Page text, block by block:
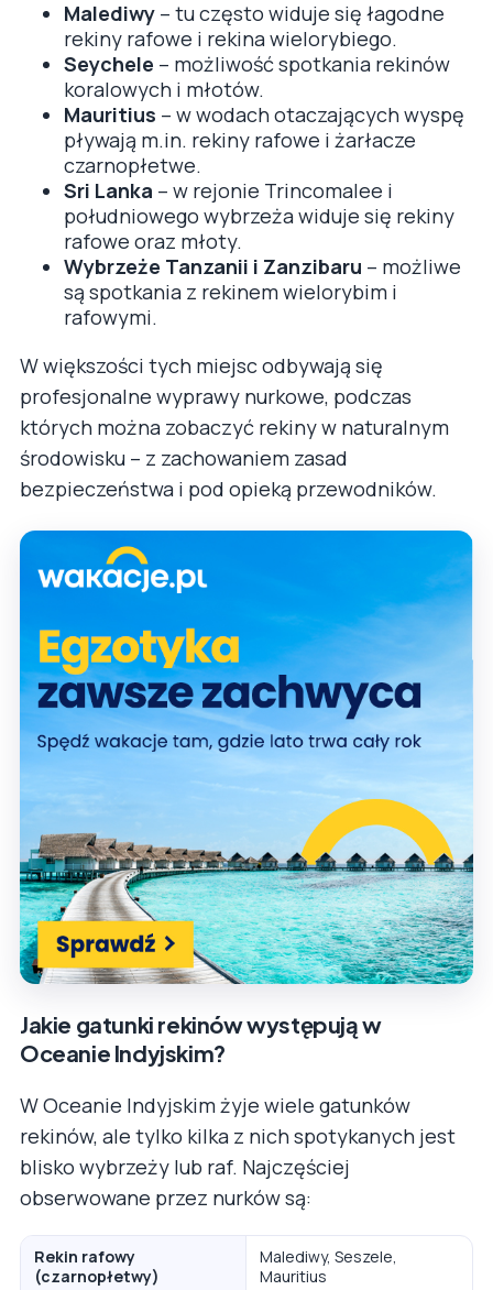
Malediwy – tu często widuje się łagodne
rekiny rafowe i rekina wielorybiego.
Seychele – możliwość spotkania rekinów
koralowych i młotów.
Mauritius – w wodach otaczających wyspę
pływają m.in. rekiny rafowe i żarłacze
czarnopłetwe.
Sri Lanka – w rejonie Trincomalee i
południowego wybrzeża widuje się rekiny
rafowe oraz młoty.
Wybrzeże Tanzanii i Zanzibaru – możliwe
są spotkania z rekinem wielorybim i
rafowymi.
W większości tych miejsc odbywają się
profesjonalne wyprawy nurkowe, podczas
których można zobaczyć rekiny w naturalnym
środowisku – z zachowaniem zasad
bezpieczeństwa i pod opieką przewodników.
Jakie gatunki rekinów występują w
Oceanie Indyjskim?
W Oceanie Indyjskim żyje wiele gatunków
rekinów, ale tylko kilka z nich spotykanych jest
blisko wybrzeży lub raf. Najczęściej
obserwowane przez nurków są:
Rekin rafowy
(czarnopłetwy)
Malediwy, Seszele,
Mauritius